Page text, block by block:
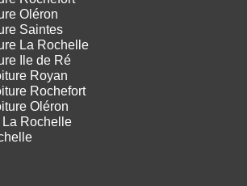
Oléron
Saintes
La Rochelle
Ile de Ré
Royan
Rochefort
Oléron
La Rochelle